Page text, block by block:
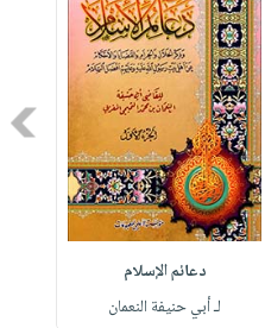
دعائم الإسلام
لـ أبي حنيفة النعمان